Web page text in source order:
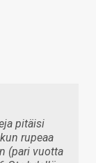
pitäisi
rupeaa
(pari vuotta